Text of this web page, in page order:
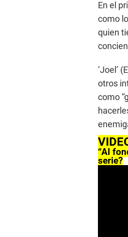
s
c
n
d
s
o
u
e
9
0
%
En el
como
quien
‘Joel’
otros
como
“Al
serie?